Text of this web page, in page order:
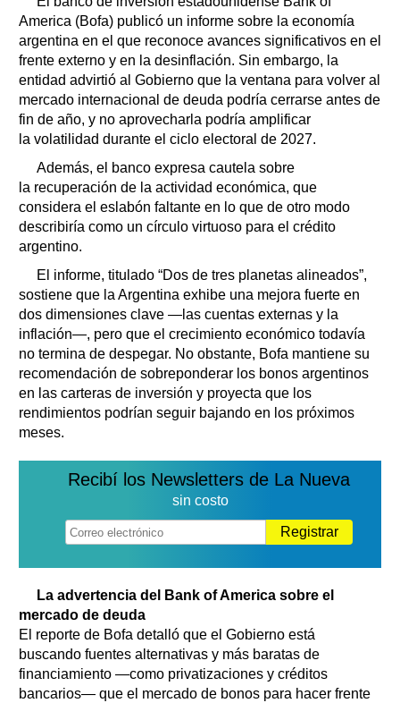
America (Bofa) publicó un informe sobre la economía
argentina en el que reconoce avances significativos en el
frente externo y en la desinflación. Sin embargo, la
entidad advirtió al Gobierno que la ventana para volver al
mercado internacional de deuda podría cerrarse antes de
fin de año, y no aprovecharla podría amplificar
la volatilidad durante el ciclo electoral de 2027.
Además, el banco expresa cautela sobre
la recuperación de la actividad económica, que
considera el eslabón faltante en lo que de otro modo
describiría como un círculo virtuoso para el crédito
argentino.
El informe, titulado “Dos de tres planetas alineados”,
sostiene que la Argentina exhibe una mejora fuerte en
dos dimensiones clave —las cuentas externas y la
inflación—, pero que el crecimiento económico todavía
no termina de despegar. No obstante, Bofa mantiene su
recomendación de sobreponderar los bonos argentinos
en las carteras de inversión y proyecta que los
rendimientos podrían seguir bajando en los próximos
meses.
Recibí los Newsletters de La Nueva
sin costo
Registrar
La advertencia del Bank of America sobre el
mercado de deuda
El reporte de Bofa detalló que el Gobierno está
buscando fuentes alternativas y más baratas de
financiamiento —como privatizaciones y créditos
bancarios— que el mercado de bonos para hacer frente